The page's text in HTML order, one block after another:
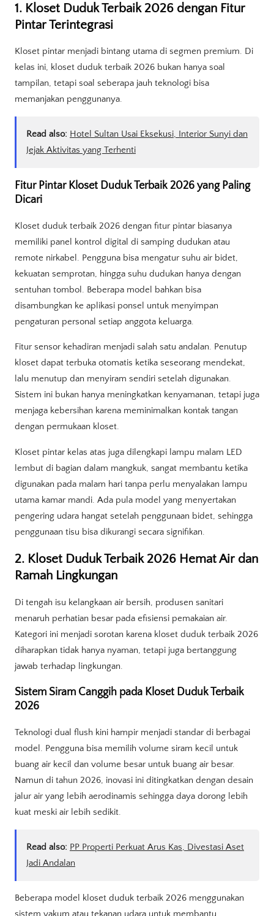
1. Kloset Duduk Terbaik 2026 dengan Fitur
Pintar Terintegrasi
Kloset pintar menjadi bintang utama di segmen premium. Di
kelas ini, kloset duduk terbaik 2026 bukan hanya soal
tampilan, tetapi soal seberapa jauh teknologi bisa
memanjakan penggunanya.
Read also: Hotel Sultan Usai Eksekusi, Interior Sunyi dan
Jejak Aktivitas yang Terhenti
Fitur Pintar Kloset Duduk Terbaik 2026 yang Paling
Dicari
Kloset duduk terbaik 2026 dengan fitur pintar biasanya
memiliki panel kontrol digital di samping dudukan atau
remote nirkabel. Pengguna bisa mengatur suhu air bidet,
kekuatan semprotan, hingga suhu dudukan hanya dengan
sentuhan tombol. Beberapa model bahkan bisa
disambungkan ke aplikasi ponsel untuk menyimpan
pengaturan personal setiap anggota keluarga.
Fitur sensor kehadiran menjadi salah satu andalan. Penutup
kloset dapat terbuka otomatis ketika seseorang mendekat,
lalu menutup dan menyiram sendiri setelah digunakan.
Sistem ini bukan hanya meningkatkan kenyamanan, tetapi juga
menjaga kebersihan karena meminimalkan kontak tangan
dengan permukaan kloset.
Kloset pintar kelas atas juga dilengkapi lampu malam LED
lembut di bagian dalam mangkuk, sangat membantu ketika
digunakan pada malam hari tanpa perlu menyalakan lampu
utama kamar mandi. Ada pula model yang menyertakan
pengering udara hangat setelah penggunaan bidet, sehingga
penggunaan tisu bisa dikurangi secara signifikan.
2. Kloset Duduk Terbaik 2026 Hemat Air dan
Ramah Lingkungan
Di tengah isu kelangkaan air bersih, produsen sanitari
menaruh perhatian besar pada efisiensi pemakaian air.
Kategori ini menjadi sorotan karena kloset duduk terbaik 2026
diharapkan tidak hanya nyaman, tetapi juga bertanggung
jawab terhadap lingkungan.
Sistem Siram Canggih pada Kloset Duduk Terbaik
2026
Teknologi dual flush kini hampir menjadi standar di berbagai
model. Pengguna bisa memilih volume siram kecil untuk
buang air kecil dan volume besar untuk buang air besar.
Namun di tahun 2026, inovasi ini ditingkatkan dengan desain
jalur air yang lebih aerodinamis sehingga daya dorong lebih
kuat meski air lebih sedikit.
Read also: PP Properti Perkuat Arus Kas, Divestasi Aset
Jadi Andalan
Beberapa model kloset duduk terbaik 2026 menggunakan
sistem vakum atau tekanan udara untuk membantu